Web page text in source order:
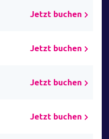
Jetzt buchen
Jetzt buchen
Jetzt buchen
Jetzt buchen